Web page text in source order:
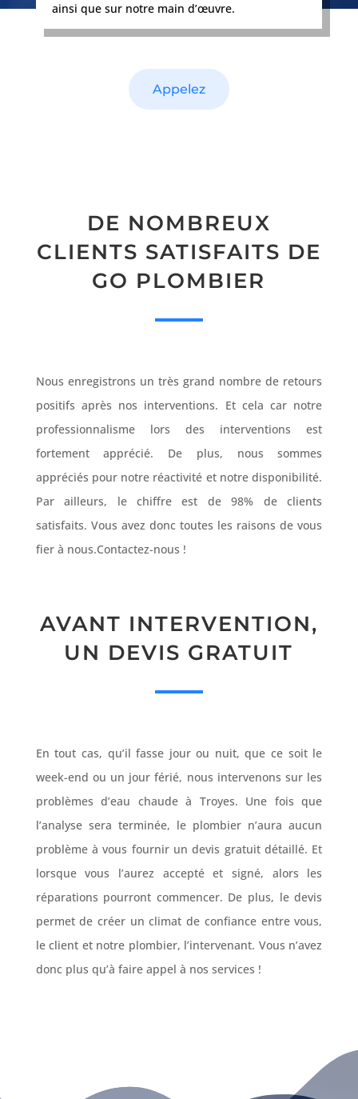
ainsi que sur notre main d’œuvre.
Appelez
DE NOMBREUX
CLIENTS SATISFAITS DE
GO PLOMBIER
Nous enregistrons un très grand nombre de retours
positifs après nos interventions. Et cela car notre
professionnalisme lors des interventions est
fortement apprécié. De plus, nous sommes
appréciés pour notre réactivité et notre disponibilité.
Par ailleurs, le chiffre est de 98% de clients
satisfaits. Vous avez donc toutes les raisons de vous
fier à nous.Contactez-nous !
AVANT INTERVENTION,
UN DEVIS GRATUIT
En tout cas, qu’il fasse jour ou nuit, que ce soit le
week-end ou un jour férié, nous intervenons sur les
problèmes d’eau chaude à Troyes. Une fois que
l’analyse sera terminée, le plombier n’aura aucun
problème à vous fournir un devis gratuit détaillé. Et
lorsque vous l’aurez accepté et signé, alors les
réparations pourront commencer. De plus, le devis
permet de créer un climat de confiance entre vous,
le client et notre plombier, l’intervenant. Vous n’avez
donc plus qu’à faire appel à nos services !